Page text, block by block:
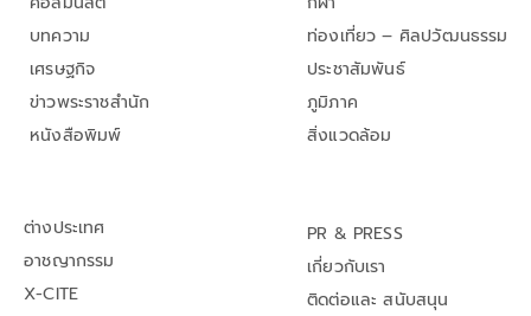
บทความ
เศรษฐกิจ
ข่าวพระราชสำนัก
หนังสือพิมพ์
ท่องเที่ยว – ศิลปวัฒนธรรม
ประชาสัมพันธ์
ภูมิภาค
สิ่งแวดล้อม
ต่างประเทศ
อาชญากรรม
X-CITE
PR & PRESS
เกี่ยวกับเรา
ติดต่อและ สนับสนุน